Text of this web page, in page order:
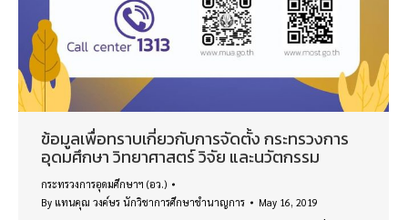
ข้อมูลเพื่อทราบเกี่ยวกับการจัดตั้ง กระทรวงการ
อุดมศึกษา วิทยาศาสตร์ วิจัย และนวัตกรรม
กระทรวงการอุดมศึกษาฯ (อว.)
By แทนคุณ วงค์ษร นักวิชาการศึกษาชำนาญการ May 16, 2019